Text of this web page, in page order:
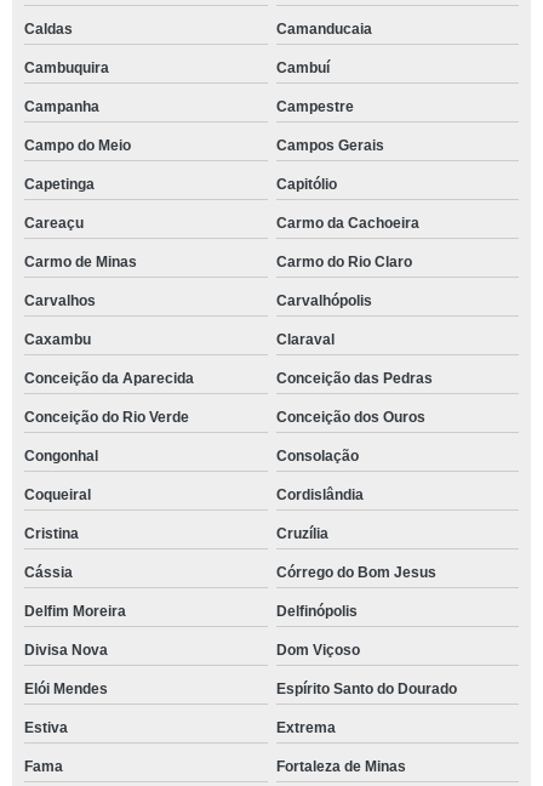
Caldas Camanducaia
Cambuquira Cambuí
Campanha Campestre
Campo do Meio Campos Gerais
Capetinga Capitólio
Careaçu Carmo da Cachoeira
Carmo de Minas Carmo do Rio Claro
Carvalhos Carvalhópolis
Caxambu Claraval
Conceição da Aparecida Conceição das Pedras
Conceição do Rio Verde Conceição dos Ouros
Congonhal Consolação
Coqueiral Cordislândia
Cristina Cruzília
Cássia Córrego do Bom Jesus
Delfim Moreira Delfinópolis
Divisa Nova Dom Viçoso
Elói Mendes Espírito Santo do Dourado
Estiva Extrema
Fama Fortaleza de Minas